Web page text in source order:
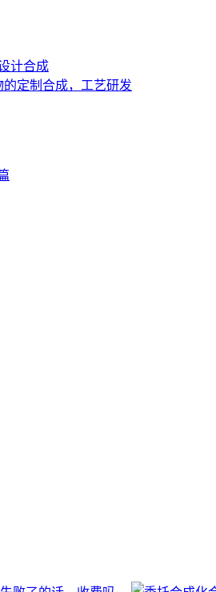
计合成
定制合成，工艺研发